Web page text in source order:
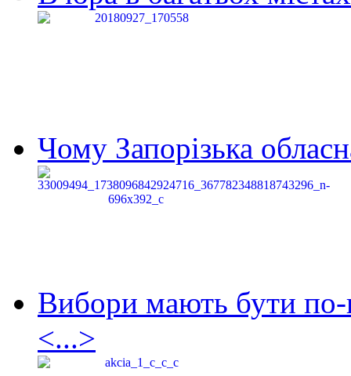
Чому Запорізька
Вибори мають бути по-
<...>